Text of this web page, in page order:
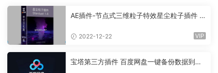
AE插件-节点式三维粒子特效星尘粒子插件 S
2022-12-22 VIP
宝塔第三方插件 百度网盘一键备份数据到百